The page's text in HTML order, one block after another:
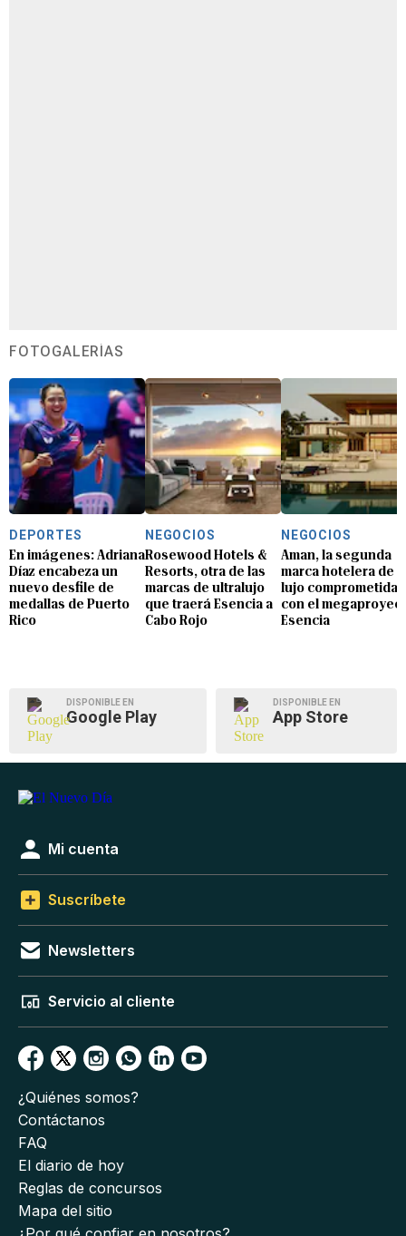
FOTOGALERÍAS
DEPORTES
En imágenes: Adriana
Díaz encabeza un
nuevo desfile de
medallas de Puerto
Rico
NEGOCIOS
Rosewood Hotels &
Resorts, otra de las
marcas de ultralujo
que traerá Esencia a
Cabo Rojo
NEGOCIOS
Aman, la segunda
marca hotelera de
lujo comprometida
con el
Esencia
DISPONIBLE EN
Google Play
DISPONIBLE EN
App Store
Mi cuenta
Suscríbete
Newsletters
Servicio al cliente
¿Quiénes somos?
Contáctanos
FAQ
El diario de hoy
Reglas de concursos
Mapa del sitio